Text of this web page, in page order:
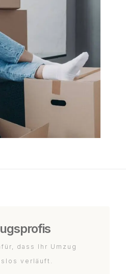
dass Ihr Umzug
verläuft.